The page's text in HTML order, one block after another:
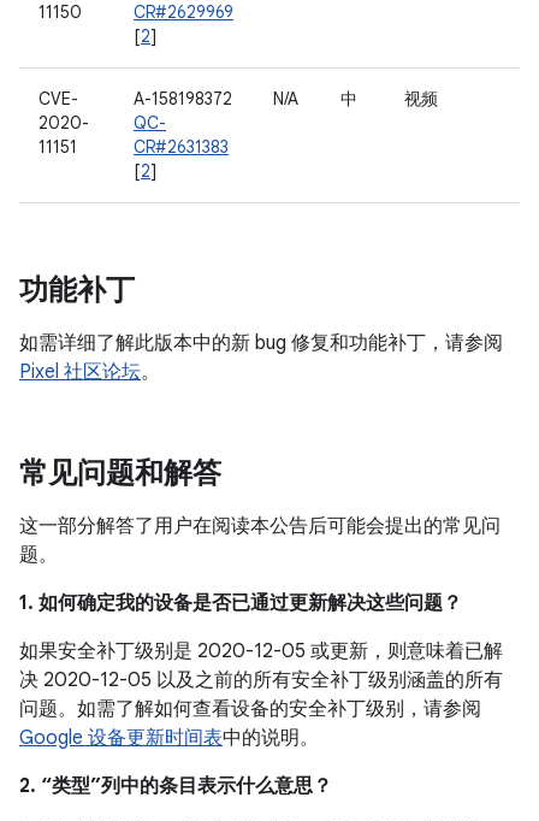
11150
CR#2629969
[2]
CVE-
2020-
11151
A-158198372
QC-
CR#2631383
[2]
N/A 中 视频
功能补丁
如需详细了解此版本中的新 bug 修复和功能补丁，请参阅
Pixel 社区论坛。
常见问题和解答
这一部分解答了用户在阅读本公告后可能会提出的常见问
题。
1. 如何确定我的设备是否已通过更新解决这些问题？
如果安全补丁级别是 2020-12-05 或更新，则意味着已解
决 2020-12-05 以及之前的所有安全补丁级别涵盖的所有
问题。如需了解如何查看设备的安全补丁级别，请参阅
Google 设备更新时间表中的说明。
2. “类型”列中的条目表示什么意思？